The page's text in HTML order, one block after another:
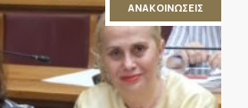
ΑΝΑΚΟΙΝΩΣΕΙΣ